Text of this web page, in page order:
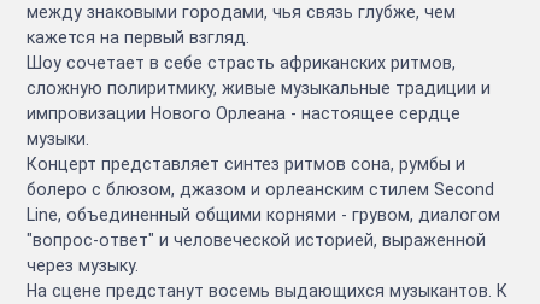
между знаковыми городами, чья связь глубже, чем
кажется на первый взгляд.
Шоу сочетает в себе страсть африканских ритмов,
сложную полиритмику, живые музыкальные традиции и
импровизации Нового Орлеана - настоящее сердце
музыки.
Концерт представляет синтез ритмов сона, румбы и
болеро с блюзом, джазом и орлеанским стилем Second
Line, объединенный общими корнями - грувом, диалогом
"вопрос-ответ" и человеческой историей, выраженной
через музыку.
На сцене предстанут восемь выдающихся музыкантов. К